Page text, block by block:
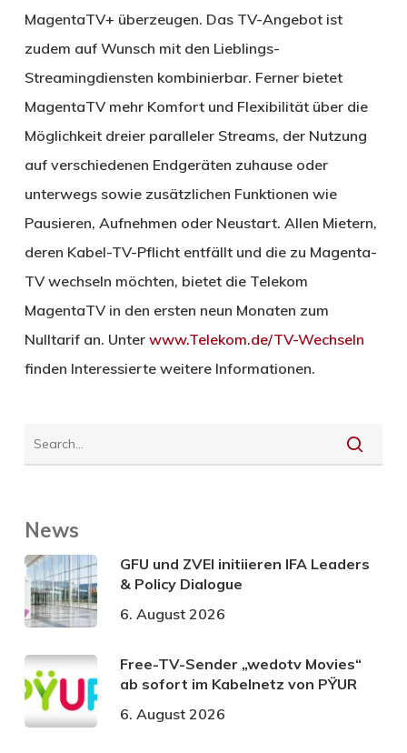
MagentaTV+ überzeugen. Das TV-Angebot ist
zudem auf Wunsch mit den Lieblings-
Streamingdiensten kombinierbar. Ferner bietet
MagentaTV mehr Komfort und Flexibilität über die
Möglichkeit dreier paralleler Streams, der Nutzung
auf verschiedenen Endgeräten zuhause oder
unterwegs sowie zusätzlichen Funktionen wie
Pausieren, Aufnehmen oder Neustart. Allen Mietern,
deren Kabel-TV-Pflicht entfällt und die zu Magenta-
TV wechseln möchten, bietet die Telekom
MagentaTV in den ersten neun Monaten zum
Nulltarif an. Unter www.Telekom.de/TV-Wechseln
finden Interessierte weitere Informationen.
News
GFU und ZVEI initiieren IFA Leaders
& Policy Dialogue
6. August 2026
Free-TV-Sender „wedotv Movies“
ab sofort im Kabelnetz von PŸUR
6. August 2026